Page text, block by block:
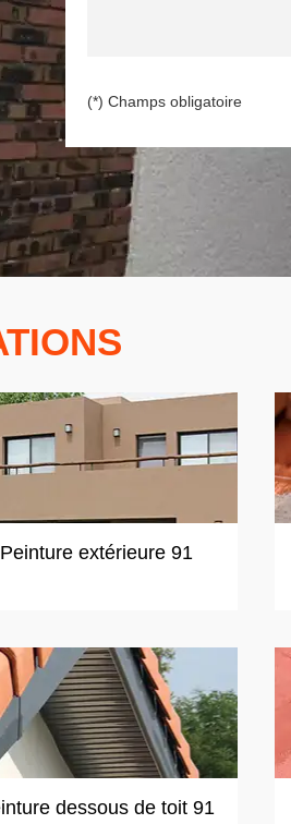
(*) Champs obligatoire
Peinture extérieure 91
dessous de toit 91